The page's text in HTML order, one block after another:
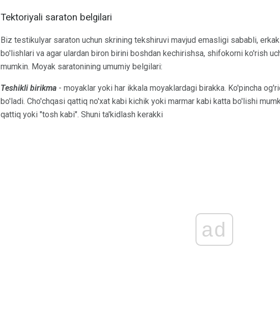
Tektoriyali saraton belgilari
Biz testikulyar saraton uchun skrining tekshiruvi mavjud emasligi sababli,
bo'lishlari va agar ulardan biron birini boshdan kechirishsa, shifokorni ko'rish
mumkin. Moyak saratonining umumiy belgilari:
Teshikli birikma - moyaklar yoki har ikkala moyaklardagi birakka. Ko'pincha
bo'ladi. Cho'chqasi qattiq no'xat kabi kichik yoki marmar kabi katta bo'lishi
qattiq yoki "tosh kabi". Shuni ta'kidlash kerakki
ad